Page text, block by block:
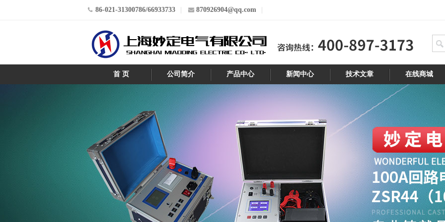
86-021-31300786/66933733 870926904@qq.com
首 页 公司简介 产品中心 新闻中心 技术文章 在线商城